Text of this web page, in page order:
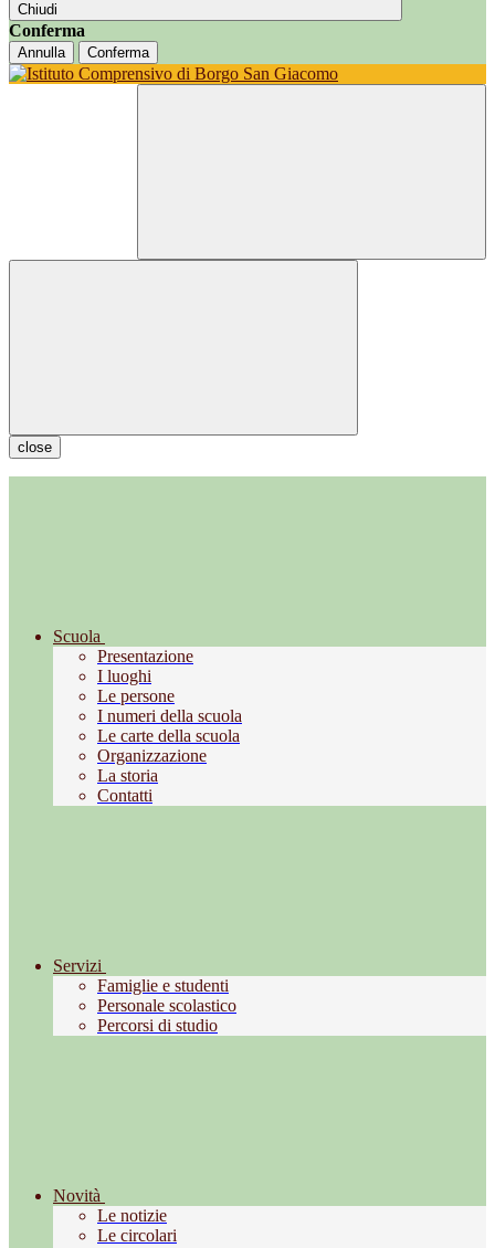
Chiudi
Conferma
Annulla Conferma
close
Scuola
Presentazione
I luoghi
Le persone
I numeri della scuola
Le carte della scuola
Organizzazione
La storia
Contatti
Servizi
Famiglie e studenti
Personale scolastico
Percorsi di studio
Novità
Le notizie
Le circolari